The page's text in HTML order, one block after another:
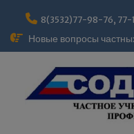
содержимому
8(3532)77-98-76, 77-
Новые вопросы